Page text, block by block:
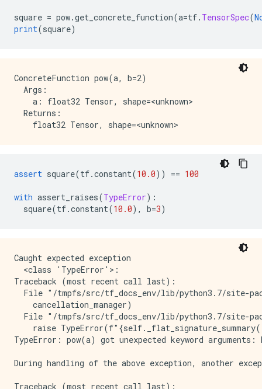
square = pow.get_concrete_function(a=tf. TensorSpec(
print(square)
ConcreteFunction pow(a, b=2)
  Args:
    a: float32 Tensor, shape=<unknown>
  Returns:
assert square(tf.constant(10.0)) == 100
with assert_raises(TypeError):
square(tf.constant(10.0), b=3)
Caught expected exception
  <class 'TypeError'>:
Traceback (most recent call last):
File "/tmpfs/src/tf_docs_env/lib/python3.7/site-
    cancellation_manager)
File "/tmpfs/src/tf_docs_env/lib/python3.7/site-
raise
TypeError: pow(a) got unexpected keyword arguments:
During handling of the above exception, another
Traceback (most recent call last):